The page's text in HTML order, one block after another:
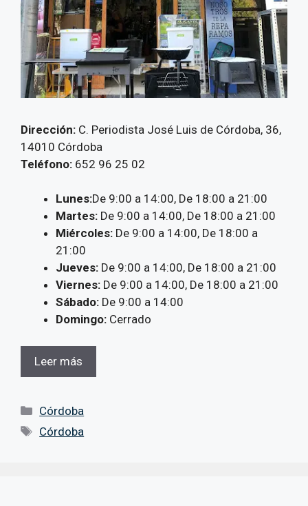
Dirección: C. Periodista José Luis de Córdoba, 36,
14010 Córdoba
Teléfono: 652 96 25 02
Lunes:De 9:00 a 14:00, De 18:00 a 21:00
Martes: De 9:00 a 14:00, De 18:00 a 21:00
Miércoles: De 9:00 a 14:00, De 18:00 a
21:00
Jueves: De 9:00 a 14:00, De 18:00 a 21:00
Viernes: De 9:00 a 14:00, De 18:00 a 21:00
Sábado: De 9:00 a 14:00
Domingo: Cerrado
Leer más
Categorías
Córdoba
Etiquetas
Córdoba